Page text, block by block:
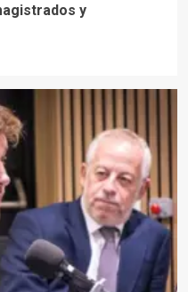
y